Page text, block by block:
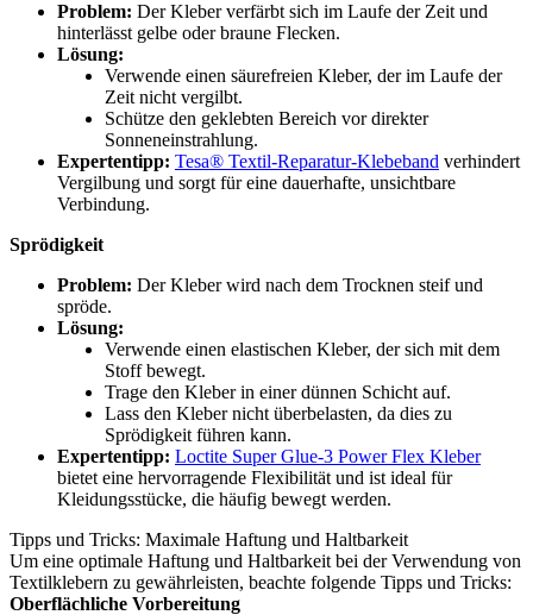
Problem: Der Kleber verfärbt sich im Laufe der Zeit und
hinterlässt gelbe oder braune Flecken.
Lösung:
Verwende einen säurefreien Kleber, der im Laufe der
Zeit nicht vergilbt.
Schütze den geklebten Bereich vor direkter
Sonneneinstrahlung.
Expertentipp: Tesa® Textil-Reparatur-Klebeband verhindert
Vergilbung und sorgt für eine dauerhafte, unsichtbare
Verbindung.
Sprödigkeit
Problem: Der Kleber wird nach dem Trocknen steif und
spröde.
Lösung:
Verwende einen elastischen Kleber, der sich mit dem
Stoff bewegt.
Trage den Kleber in einer dünnen Schicht auf.
Lass den Kleber nicht überbelasten, da dies zu
Sprödigkeit führen kann.
Expertentipp: Loctite Super Glue-3 Power Flex Kleber
bietet eine hervorragende Flexibilität und ist ideal für
Kleidungsstücke, die häufig bewegt werden.
Tipps und Tricks: Maximale Haftung und Haltbarkeit
Um eine optimale Haftung und Haltbarkeit bei der Verwendung von
Textilklebern zu gewährleisten, beachte folgende Tipps und Tricks:
Oberflächliche Vorbereitung